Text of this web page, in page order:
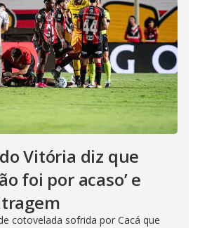
Vitória diz que
foi por acaso’ e
cotovelada sofrida por Cacá que